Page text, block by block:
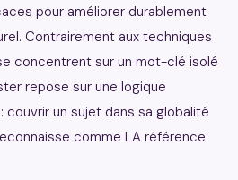
pour améliorer durablement
Contrairement aux techniques
concentrent sur un mot-clé isolé
repose sur une logique
: couvrir un sujet dans sa globalité
comme LA référence